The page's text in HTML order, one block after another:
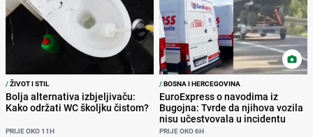
/ŽIVOT I STIL
Bolja alternativa izbjeljivaču:
Kako održati WC školjku čistom?
PRIJE OKO 11H
/BOSNA I HERCEGOVINA
EuroExpress o navodima iz
Bugojna: Tvrde da njihova vozila
nisu učestvovala u incidentu
PRIJE OKO 6H